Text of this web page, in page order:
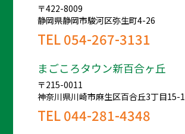
〒422-8009
静岡県静岡市駿河区弥生町4-26
TEL054-267-3131
まごころタウン新百合ヶ丘
〒215-0011
神奈川県川崎市麻生区百合丘3丁目15-1
TEL044-281-4348